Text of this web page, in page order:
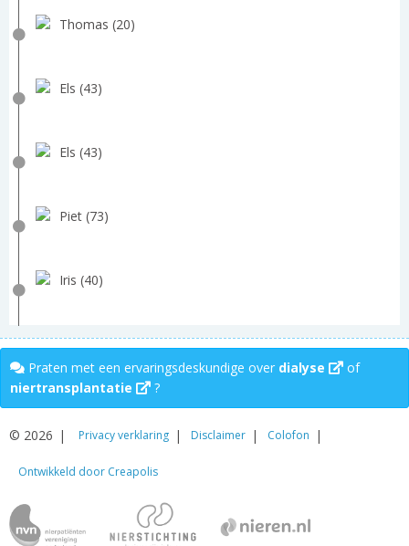
Thomas (20)
Els (43)
Els (43)
Piet (73)
Iris (40)
Praten met een ervaringsdeskundige over dialyse
of
niertransplantatie
?
© 2026 Privacy verklaring Disclaimer Colofon
Ontwikkeld door Creapolis